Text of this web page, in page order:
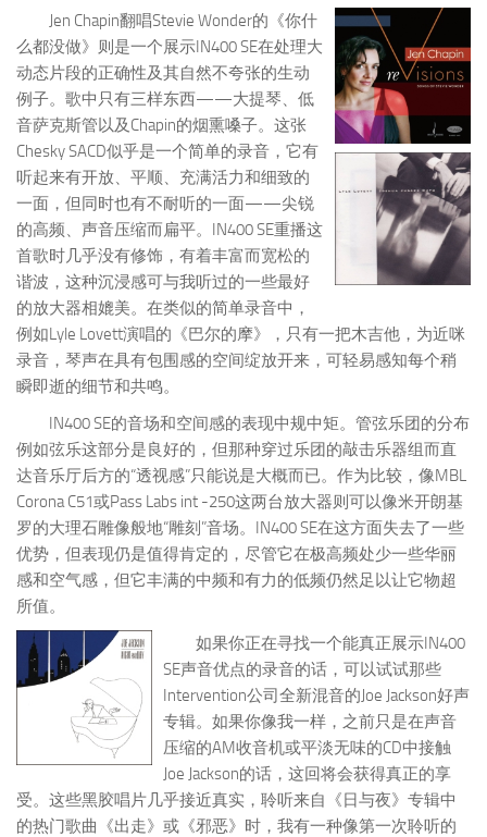
Jen Chapin翻唱Stevie Wonder的《你什
么都没做》则是一个展示IN400 SE在处理大
动态片段的正确性及其自然不夸张的生动
例子。歌中只有三样东西——大提琴、低
音萨克斯管以及Chapin的烟熏嗓子。这张
Chesky SACD似乎是一个简单的录音，它有
听起来有开放、平顺、充满活力和细致的
一面，但同时也有不耐听的一面——尖锐
的高频、声音压缩而扁平。IN400 SE重播这
首歌时几乎没有修饰，有着丰富而宽松的
谐波，这种沉浸感可与我听过的一些最好
的放大器相媲美。在类似的简单录音中，
例如Lyle Lovett演唱的《巴尔的摩》，只有一把木吉他，为近咪
录音，琴声在具有包围感的空间绽放开来，可轻易感知每个稍
瞬即逝的细节和共鸣。
IN400 SE的音场和空间感的表现中规中矩。管弦乐团的分布
例如弦乐这部分是良好的，但那种穿过乐团的敲击乐器组而直
达音乐厅后方的“透视感”只能说是大概而已。作为比较，像MBL
Corona C51或Pass Labs int -250这两台放大器则可以像米开朗基
罗的大理石雕像般地“雕刻”音场。IN400 SE在这方面失去了一些
优势，但表现仍是值得肯定的，尽管它在极高频处少一些华丽
感和空气感，但它丰满的中频和有力的低频仍然足以让它物超
所值。
如果你正在寻找一个能真正展示IN400
SE声音优点的录音的话，可以试试那些
Intervention公司全新混音的Joe Jackson好声
专辑。如果你像我一样，之前只是在声音
压缩的AM收音机或平淡无味的CD中接触
Joe Jackson的话，这回将会获得真正的享
受。这些黑胶唱片几乎接近真实，聆听来自《日与夜》专辑中
的热门歌曲《出走》或《邪恶》时，我有一种像第一次聆听的